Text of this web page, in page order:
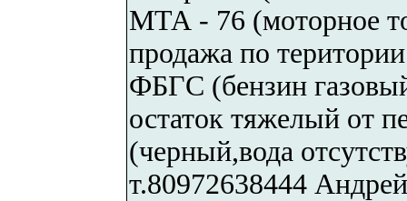
МТА - 76 (моторное
продажа по
ФБГС (бензин
остаток тяжелый от
(черный,вода
т.80972638444 Андрей